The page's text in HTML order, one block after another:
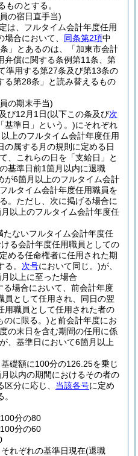
ものとする。
の宿日直手当)
は、フルタイム会計年度任用
場合において、 同条第2項中
」とあるのは、「加東市会計
弁償に関する条例第11条、第
準用する第27条及び第13条の
る第28条」と読み替えるもの
の期末手当)
び12月1日(以下この条及び次
基準日」という。)にそれぞれ
上のフルタイム会計年度任用
の属する月の規則に定める日
、これらの日を「支給日」と
基準日前1箇月以内に退職
が6箇月以上のフルタイム会計
ルタイム会計年度任用職員を
。 ただし、次に掲げる場合に
以上のフルタイム会計年度任
ないフルタイム会計年度任
る会計年度任用職員としての
める任命権者に任用された期
。 次号において同じ。)が、
以上に至った場合
場合において、前会計年度
員として任用され、同日の翌
用職員として任用された者の
のに限る。)と前会計年度にお
の末日を含む期間の任用に係
、基準日において6箇月以上
礎額に100分の126.25を乗じ
以内の期間におけるその者の
区分に応じ、 当該各号に定め
分の80
分の60
れぞれの基準日現在(退職